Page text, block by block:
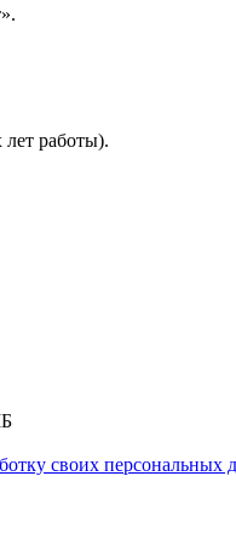
работы).
своих персональных